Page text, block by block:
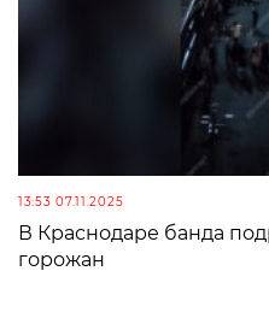
13:53 07.11.2025
В Краснодаре банда
горожан